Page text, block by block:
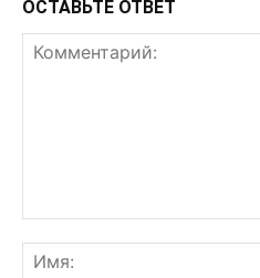
ОСТАВЬТЕ ОТВЕТ